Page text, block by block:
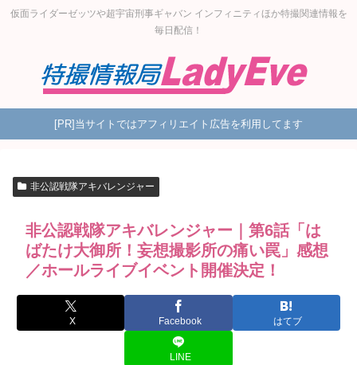
仮面ライダーゼッツや超宇宙刑事ギャバン インフィニティほか特撮関連情報を
毎日配信！
[PR]当サイトではアフィリエイト広告を利用してます
非公認戦隊アキバレンジャー
非公認戦隊アキバレンジャー｜第6話「は
ばたけ大御所！妄想撮影所の痛い罠」感想
／ホールライブイベント開催決定！
X Facebook はてブ
LINE